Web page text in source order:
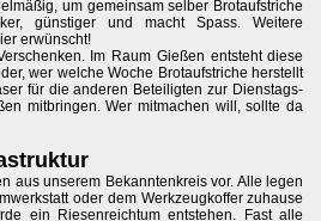
um gemeinsam selber Brotaufstriche
günstiger und macht Spass. Weitere
erwünscht!
Im Raum Gießen entsteht diese
wer welche Woche Brotaufstriche herstellt
für die anderen Beteiligten zur Dienstags-
mitbringen. Wer mitmachen will, sollte da
aus unserem Bekanntenkreis vor. Alle legen
oder dem Werkzeugkoffer zuhause
ein Riesenreichtum entstehen. Fast alle